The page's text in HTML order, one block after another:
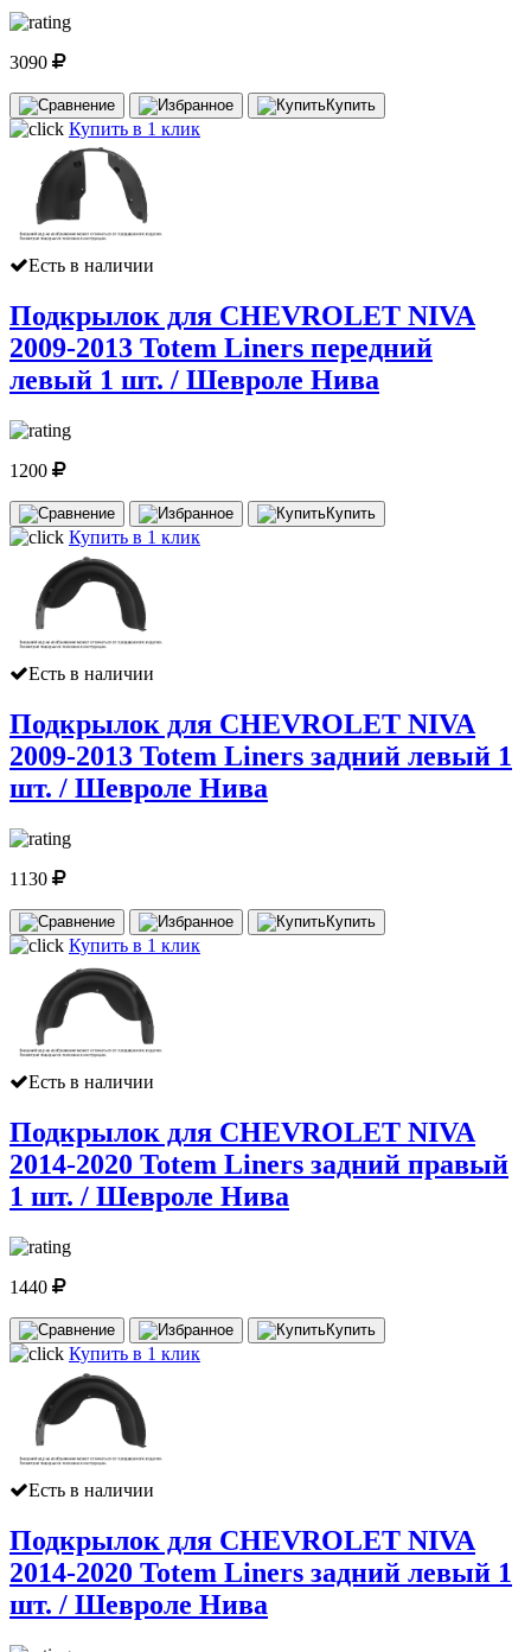
3090
Купить
Купить в 1 клик
Есть в наличии
Подкрылок для CHEVROLET NIVA
2009-2013 Totem Liners передний
левый 1 шт. / Шевроле Нива
1200
Купить
Купить в 1 клик
Есть в наличии
Подкрылок для CHEVROLET NIVA
2009-2013 Totem Liners задний левый 1
шт. / Шевроле Нива
1130
Купить
Купить в 1 клик
Есть в наличии
Подкрылок для CHEVROLET NIVA
2014-2020 Totem Liners задний правый
1 шт. / Шевроле Нива
1440
Купить
Купить в 1 клик
Есть в наличии
Подкрылок для CHEVROLET NIVA
2014-2020 Totem Liners задний левый 1
шт. / Шевроле Нива